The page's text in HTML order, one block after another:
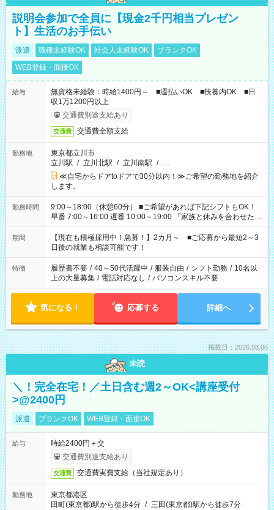
説明会参加で全員に【現金2千円相当プレゼン
ト】生活のお手伝い
派遣 職種未経験OK 社会人未経験OK
ブランクOK
WEB登録・面接OK
給与
無資格未経験：時給1400円～ ■週払いOK ■扶養内OK ■日
収1万1200円以上
交通費別途支給あり
交通費 交通費全額支給
勤務地
東京都立川市
立川駅 / 立川北駅 / 立川南駅 / …
≪自宅からドアtoドアで30分以内！≫ご希望の勤務地を紹介
します。
勤務時間
9:00～18:00（休憩60分） ■ご希望があれば下記シフトもOK！
早番 7:00～16:00 遅番 10:00～19:00 「家族と休みを合わせた
い」 「余裕を持って夕飯の準備がしたい」 「できれば残業はし
たくない」 など、ご希望を教えてくださいね。 ※Wワーク希望
の方へ 今ご覧のお仕事で希望する勤務時間と、もう1つのお仕事
の勤務時間。 合計で週40時間を超える場合は応募できません。
期間
【現在も積極採用中！急募！】2カ月～ ■ご応募から最短2～3
日後の就業も相談可能です！
特徴 履歴書不要 / 40～50代活躍中 / 服装自由 / シフト勤務 / 10名以
上の大量募集 / 電話対応なし / パソコンスキル不要
気になる！ 応募する 詳細へ
掲載日：2026.08.06
未読
＼！完全在宅！／土日含む週2～OK<講座受付
>@2400円
派遣 ブランクOK WEB登録・面接OK
給与
時給2400円＋交
交通費別途支給あり
交通費 交通費実費支給（当社規定あり）
勤務地
東京都港区
田町(東京都)駅から徒歩4分 / 三田(東京都)駅から徒歩7分